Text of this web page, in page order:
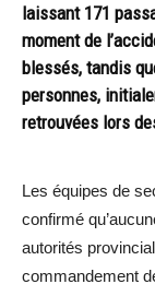
laissant 171
moment de
blessés, tandis
personnes,
retrouvées lors
Les équipes de
confirmé
autorités
commandement